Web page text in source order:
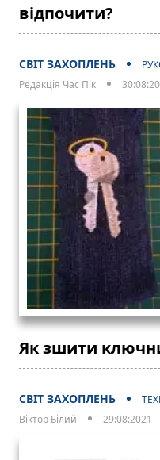
відпочити?
СВІТ ЗАХОПЛЕНЬ
Редакція Час Пік
Як зшити
СВІТ ЗАХОПЛЕНЬ
Віктор Білий
29:08:2021